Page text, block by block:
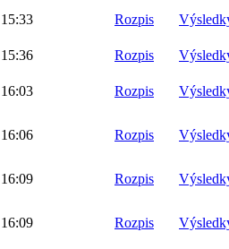
15:33 Rozpis
15:36 Rozpis
16:03 Rozpis
16:06 Rozpis
16:09 Rozpis
16:09 Rozpis